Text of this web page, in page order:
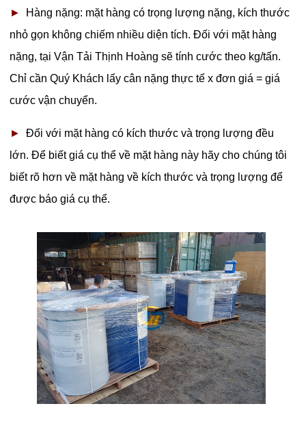
►
Hàng nặng: mặt hàng có trọng lượng nặng, kích thước
nhỏ gọn không chiếm nhiều diện tích. Đối với mặt hàng
nặng, tại Vận Tải Thịnh Hoàng sẽ tính cước theo kg/tấn.
Chỉ cần Quý Khách lấy cân nặng thực tế x đơn giá = giá
cước vận chuyển.
►
Đối với mặt hàng có kích thước và trọng lượng đều
lớn. Để biết giá cụ thể về mặt hàng này hãy cho chúng tôi
biết rõ hơn về mặt hàng về kích thước và trọng lượng để
được báo giá cụ thể.